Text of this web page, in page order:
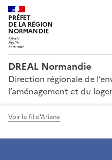
PRÉFET
DE LA RÉGION
NORMANDIE
DREAL Normandie
Direction régionale de
l’aménagement et du
Voir le fil d'Ariane